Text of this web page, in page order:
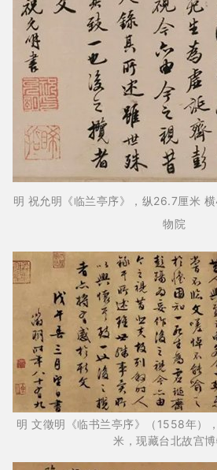
明 祝允明《临兰亭序》，纵26.7厘米
物院
明 文徵明《临书兰亭序》（1558年）
米，现藏台北故宫